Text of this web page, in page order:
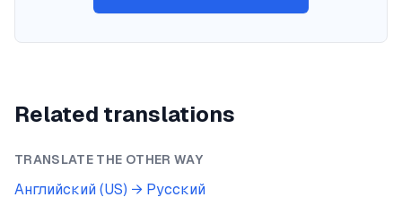
Related translations
TRANSLATE THE OTHER WAY
Английский (US) → Русский